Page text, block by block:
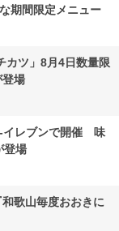
期間限定メニュー
カツ」8月4日数量限
登場
-イレブンで開催 味
登場
歌山毎度おおきに